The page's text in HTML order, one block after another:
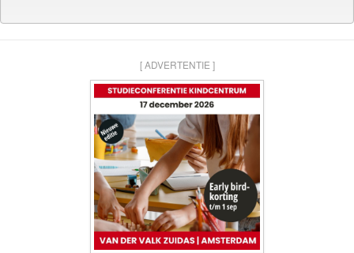
[ ADVERTENTIE ]